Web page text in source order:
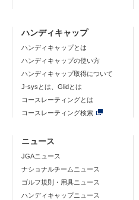
ハンディキャップ
ハンディキャップとは
ハンディキャップの使い方
ハンディキャップ取得について
J-sysとは、Glidとは
コースレーティングとは
コースレーティング検索
ニュース
JGAニュース
ナショナルチームニュース
ゴルフ規則・用具ニュース
ハンディキャップニュース